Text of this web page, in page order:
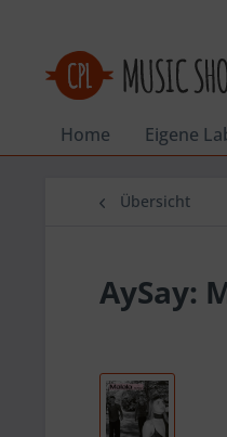
Home Eigene
Übersicht
AySay: